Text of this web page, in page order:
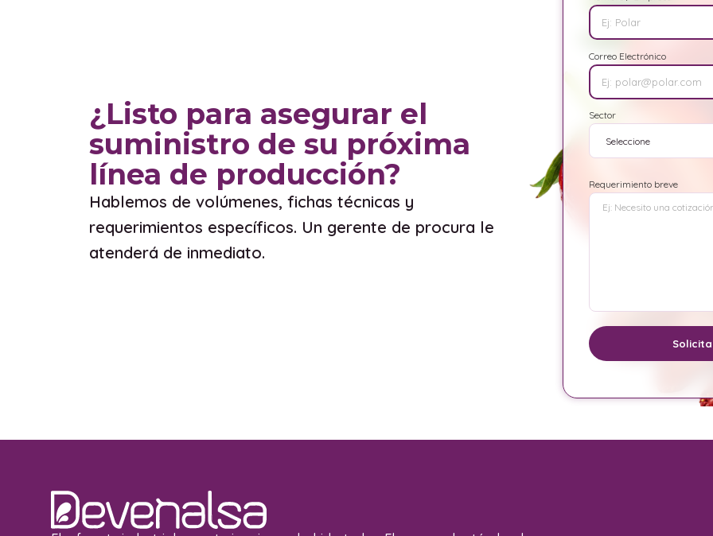
¿Listo para asegurar el
suministro de su próxima
línea de producción?
Hablemos de volúmenes, fichas técnicas y
requerimientos específicos. Un gerente de procura le
atenderá de inmediato.
Correo Electrónico
Sector
Requerimiento breve